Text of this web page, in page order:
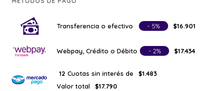
Transferencia o efectivo - 5% $16.901
Webpay, Crédito o Débito - 2% $17.434
12 Cuotas sin interés de
$1.483
Valor total
$17.790